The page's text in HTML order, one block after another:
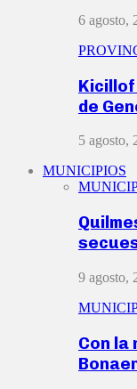
6 agosto,
de
5 agosto,
MUNICIPIOS
9 agosto,
Con la